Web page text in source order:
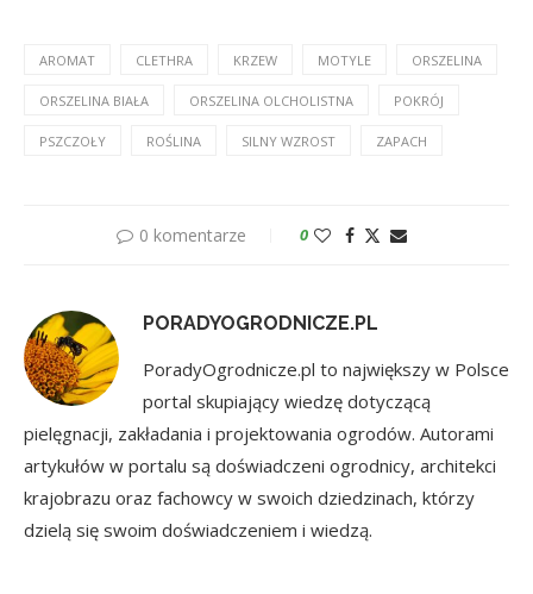
AROMAT CLETHRA KRZEW MOTYLE ORSZELINA
ORSZELINA BIAŁA ORSZELINA OLCHOLISTNA POKRÓJ
PSZCZOŁY ROŚLINA SILNY WZROST ZAPACH
0 komentarze 0
PORADYOGRODNICZE.PL
PoradyOgrodnicze.pl to największy w Polsce
portal skupiający wiedzę dotyczącą
pielęgnacji, zakładania i projektowania ogrodów. Autorami
artykułów w portalu są doświadczeni ogrodnicy, architekci
krajobrazu oraz fachowcy w swoich dziedzinach, którzy
dzielą się swoim doświadczeniem i wiedzą.